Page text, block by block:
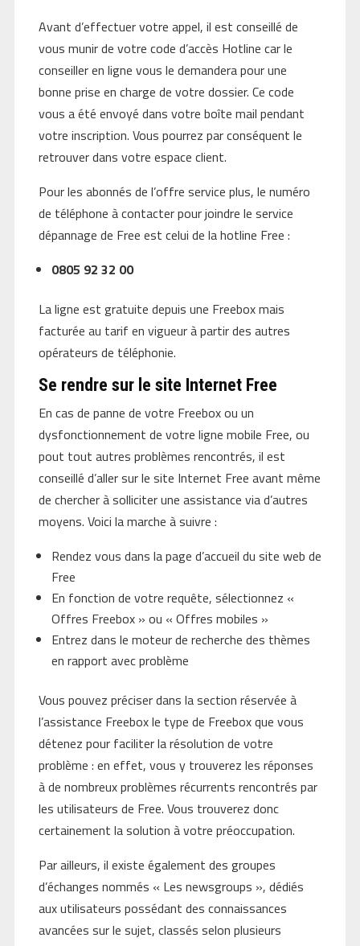
Avant d’effectuer votre appel, il est conseillé de
vous munir de votre code d’accès Hotline car le
conseiller en ligne vous le demandera pour une
bonne prise en charge de votre dossier. Ce code
vous a été envoyé dans votre boîte mail pendant
votre inscription. Vous pourrez par conséquent le
retrouver dans votre espace client.
Pour les abonnés de l’offre service plus, le numéro
de téléphone à contacter pour joindre le service
dépannage de Free est celui de la hotline Free :
0805 92 32 00
La ligne est gratuite depuis une Freebox mais
facturée au tarif en vigueur à partir des autres
opérateurs de téléphonie.
Se rendre sur le site Internet Free
En cas de panne de votre Freebox ou un
dysfonctionnement de votre ligne mobile Free, ou
pout tout autres problèmes rencontrés, il est
conseillé d’aller sur le site Internet Free avant même
de chercher à solliciter une assistance via d’autres
moyens. Voici la marche à suivre :
Rendez vous dans la page d’accueil du site web de
Free
En fonction de votre requête, sélectionnez «
Offres Freebox » ou « Offres mobiles »
Entrez dans le moteur de recherche des thèmes
en rapport avec problème
Vous pouvez préciser dans la section réservée à
l’assistance Freebox le type de Freebox que vous
détenez pour faciliter la résolution de votre
problème : en effet, vous y trouverez les réponses
à de nombreux problèmes récurrents rencontrés par
les utilisateurs de Free. Vous trouverez donc
certainement la solution à votre préoccupation.
Par ailleurs, il existe également des groupes
d’échanges nommés « Les newsgroups », dédiés
aux utilisateurs possédant des connaissances
avancées sur le sujet, classés selon plusieurs